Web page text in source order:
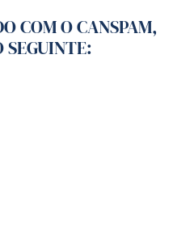
COM O CANSPAM,
SEGUINTE: